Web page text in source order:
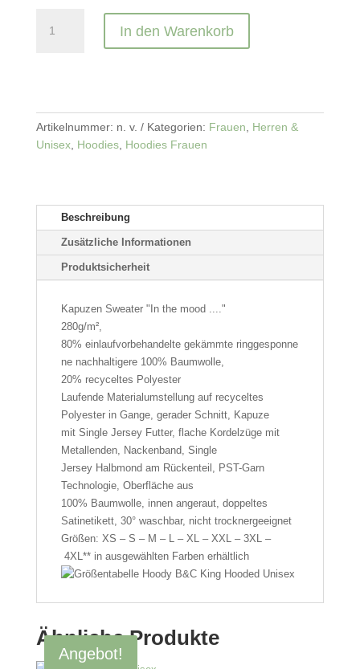
Herren
mood
for
In den Warenkorb
Artikelnummer: n. v. Kategorien: Frauen
Herren &
Unisex, Hoodies, Hoodies Frauen
Beschreibung
Zusätzliche Informationen
Produktsicherheit
Kapuzen Sweater "In the mood ...."
280g/m²,
80% einlaufvorbehandelte gekämmte ringgesponne
nenachhaltigere 100% Baumwolle,
20% recyceltes Polyester
Laufende Materialumstellung auf recyceltes
Polyesterin Gange, gerader Schnitt, Kapuze
mit Single JerseyFutter, flache Kordelzüge mit
Metallenden, Nackenband, Single
JerseyHalbmond am Rückenteil, PST-Garn
Technologie, Oberfläche aus
100% Baumwolle, innen angeraut, doppeltes
Satinetikett, 30° waschbar, nicht trocknergeeignet
Größen: XS – S – M – L – XL – XXL – 3XL –
4XL** in ausgewählten Farben erhältlich
Ähnliche Produkte
Angebot!